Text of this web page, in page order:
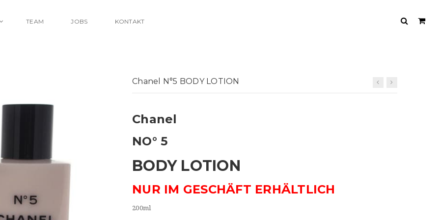
TEAM JOBS KONTAKT
Chanel N°5 BODY LOTION
Chanel
NO° 5
BODY LOTION
NUR IM GESCHÄFT ERHÄLTLICH
200ml